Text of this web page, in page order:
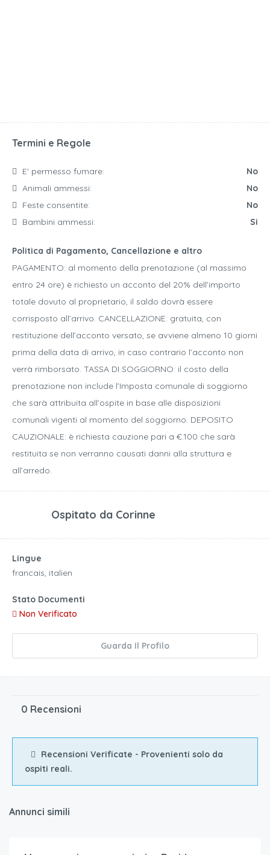
Termini e Regole
E' permesso fumare:
No
Animali ammessi:
No
Feste consentite:
No
Bambini ammessi:
Si
Politica di Pagamento, Cancellazione e altro
PAGAMENTO: al momento della prenotazione (al massimo
entro 24 ore) è richiesto un acconto del 20% dell’importo
totale dovuto al proprietario, il saldo dovrà essere
corrisposto all’arrivo. CANCELLAZIONE: gratuita, con
restituzione dell’acconto versato, se avviene almeno 10 giorni
prima della data di arrivo, in caso contrario l’acconto non
verrà rimborsato. TASSA DI SOGGIORNO: il costo della
prenotazione non include l’Imposta comunale di soggiorno
che sarà attribuita all’ospite in base alle disposizioni
comunali vigenti al momento del soggiorno. DEPOSITO
CAUZIONALE: è richiesta cauzione pari a €.100 che sarà
restituita se non verranno causati danni alla struttura e
all’arredo.
Ospitato da Corinne
Lingue
francais, italien
Stato Documenti
Non Verificato
Guarda Il Profilo
0 Recensioni
Recensioni Verificate - Provenienti solo da
ospiti reali.
Annunci simili
€.80